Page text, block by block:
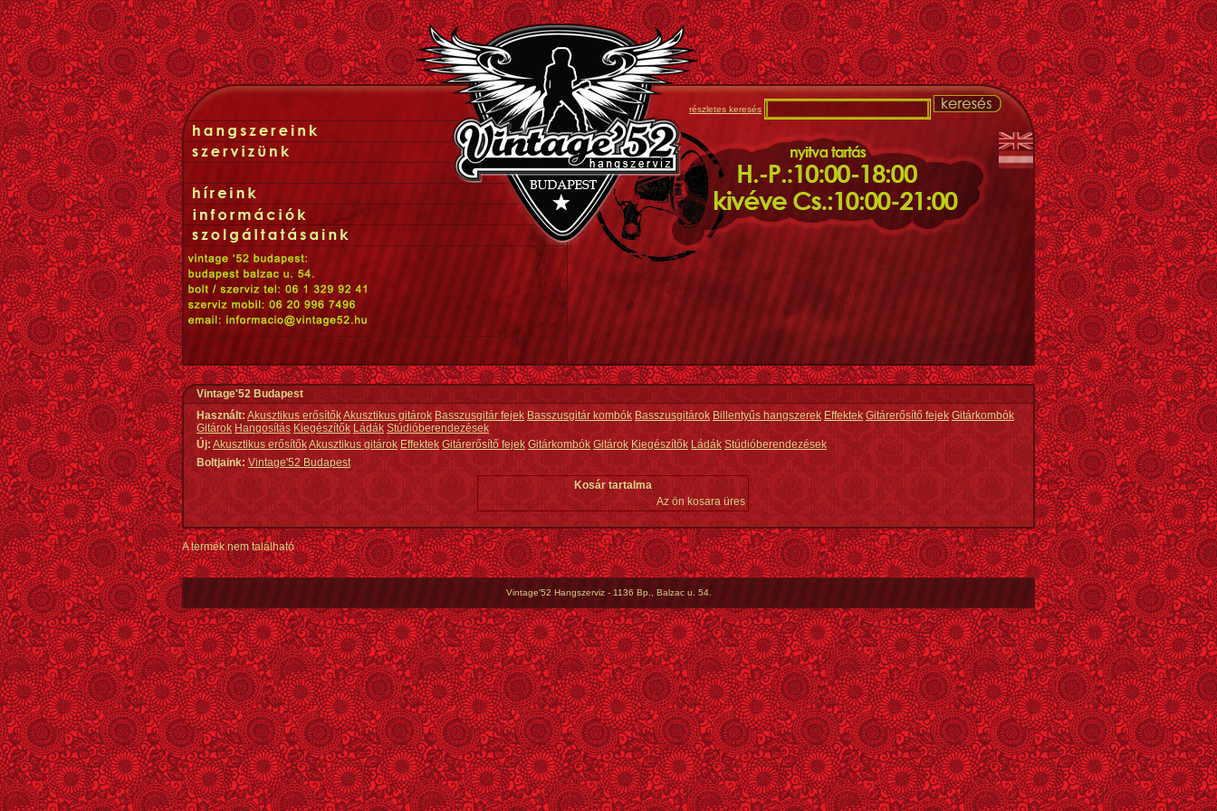
részletes keresés
Vintage'52 Budapest
Használt: Akusztikus erősítőkAkusztikus gitárok Basszusgitár fejek Basszusgitár kombók Basszusgitárok Billentyűs hangszerek Effektek Gitárerősítő fejek Gitárkombók
Gitárok Hangosítás Kiegészítők Ládák Stúdióberendezések
Új:Akusztikus erősítőkAkusztikus gitárok Effektek Gitárerősítő fejek Gitárkombók Gitárok Kiegészítők Ládák Stúdióberendezések
Boltjaink: Vintage'52 Budapest
Kosár tartalma
Az ön kosara üres
A termék nem található
Vintage'52 Hangszerviz - 1136 Bp., Balzac u. 54.